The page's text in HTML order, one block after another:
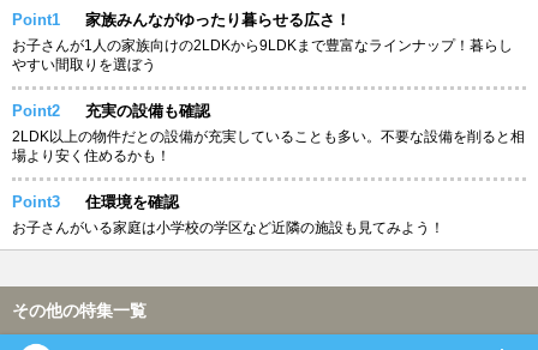
Point1 家族みんながゆったり暮らせる広さ！
お子さんが1人の家族向けの2LDKから9LDKまで豊富なラインナップ！暮らし
やすい間取りを選ぼう
Point2 充実の設備も確認
2LDK以上の物件だとの設備が充実していることも多い。不要な設備を削ると相
場より安く住めるかも！
Point3 住環境を確認
お子さんがいる家庭は小学校の学区など近隣の施設も見てみよう！
その他の特集一覧